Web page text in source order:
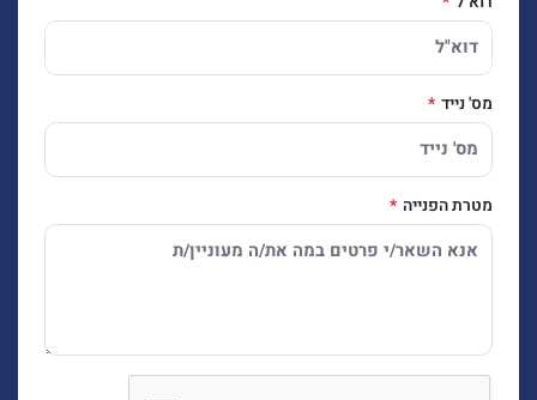
מס' נייד
מטרת הפנייה